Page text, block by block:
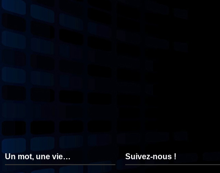
Un mot, une vie… Suivez-nous !